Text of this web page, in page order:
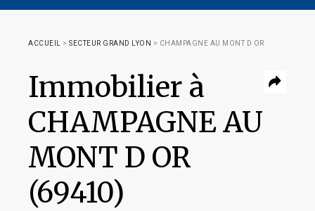
ACCUEIL > SECTEUR GRAND LYON > CHAMPAGNE AU MONT D OR
Immobilier à
CHAMPAGNE AU
MONT D OR
(69410)